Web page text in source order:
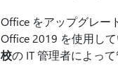
Office をアップグレー
Office 2019 を使用し
校の IT 管理者によっ